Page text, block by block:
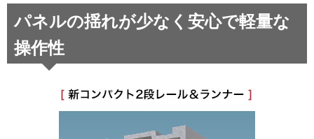
パネルの揺れが少なく安心で軽量な
操作性